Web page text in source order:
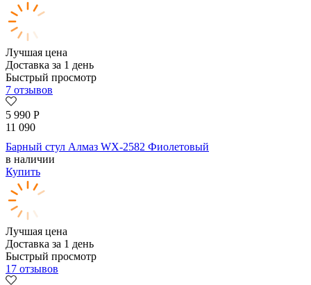
Лучшая цена
Доставка за 1 день
Быстрый просмотр
7 отзывов
5 990 Р
11 090
Барный стул Алмаз WX-2582 Фиолетовый
в наличии
Купить
Лучшая цена
Доставка за 1 день
Быстрый просмотр
17 отзывов